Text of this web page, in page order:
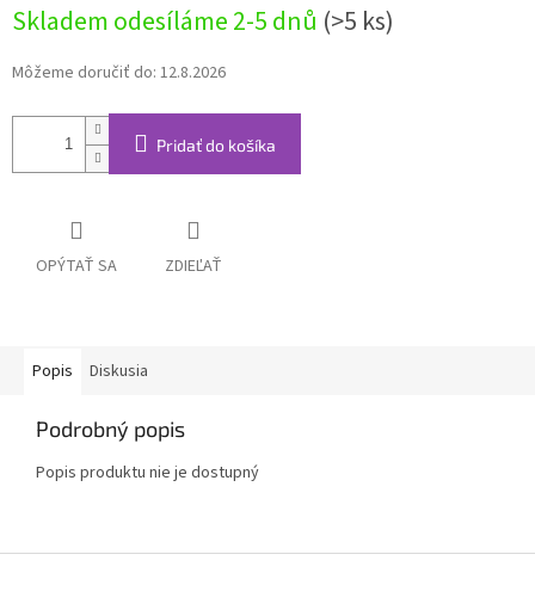
Skladem odesíláme 2-5 dnů (>5 ks)
Môžeme doručiť do: 12.8.2026
Pridať do košíka
OPÝTAŤ SA ZDIEĽAŤ
Popis Diskusia
Podrobný popis
Popis produktu nie je dostupný